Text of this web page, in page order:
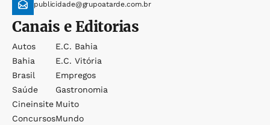
publicidade@grupoatarde.com.br
Canais e Editorias
Autos
Bahia
Brasil
Saúde
Cineinsite
Concursos
E.c. Bahia
E.c. Vitória
Empregos
Gastronomia
Muito
Mundo